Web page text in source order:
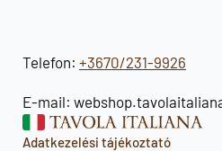
Telefon: +3670/231-9926
E-mail:
Adatkezelési tájékoztató